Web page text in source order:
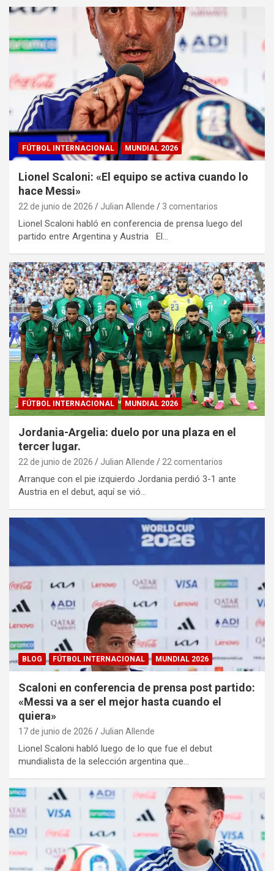
FÚTBOL INTERNACIONAL MUNDIAL 2026
Lionel Scaloni: «El equipo se activa cuando lo
hace Messi»
22 de junio de 2026 Julian Allende 3 comentarios
Lionel Scaloni habló en conferencia de prensa luego del
partido entre Argentina y Austria El…
FÚTBOL INTERNACIONAL MUNDIAL 2026
Jordania-Argelia: duelo por una plaza en el
tercer lugar.
22 de junio de 2026 Julian Allende 22 comentarios
Arranque con el pie izquierdo Jordania perdió 3-1 ante
Austria en el debut, aquí se vió…
BLOG FÚTBOL INTERNACIONAL MUNDIAL 2026
Scaloni en conferencia de prensa post partido:
«Messi va a ser el mejor hasta cuando el
quiera»
17 de junio de 2026 Julian Allende
Lionel Scaloni habló luego de lo que fue el debut
mundialista de la selección argentina que…